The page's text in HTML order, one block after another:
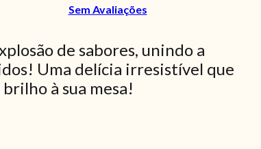
Sem Avaliações
de sabores, unindo a
Uma delícia irresistível que
à sua mesa!